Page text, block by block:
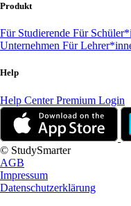
Produkt
Für Studierende Für
Unternehmen Für
Help
Help CenterPremium Login
© StudySmarter
AGB
Impressum
Datenschutzerklärung